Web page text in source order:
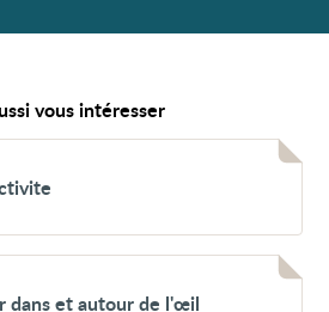
vous intéresser
dans et autour de l'œil